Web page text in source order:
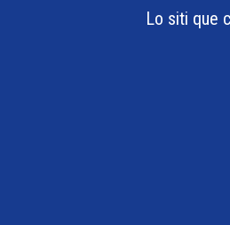
Lo siti que